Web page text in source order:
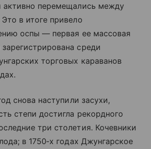
активно перемещались между
в итоге привело
оспы — первая ее массовая
среди
торговых караванов
снова наступили засухи,
степи достигла рекордного
три столетия. Кочевники
в 1750‑х годах Джунгарское